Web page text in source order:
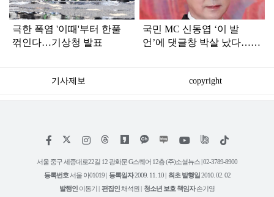
극한 폭염 '이때'부터 한풀
꺾인다…기상청 발표
국민 MC 신동엽 ‘이 발
언’에 댓글창 박살 났다…여
기사제보 copyright
페
스
인
타
램
위
트
유
튜
틱
서울 중구 세종대로22길 12 광화문 G스퀘어 12층 (주)소셜뉴스 | 02-3789-8900
등록번호 서울 아01019 | 등록일자2009. 11. 10 | 최초 발행일2010. 02. 02
발행인 이동기 | 편집인채석원 | 청소년 보호 책임자손기영